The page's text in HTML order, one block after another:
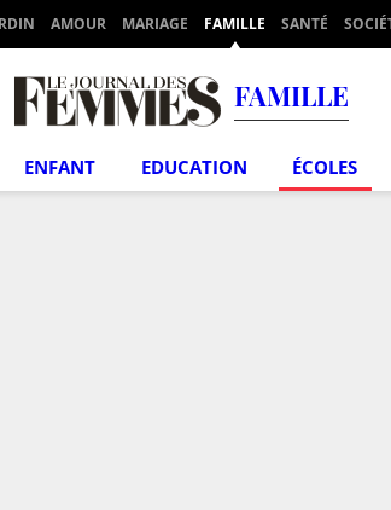
AMOUR MARIAGE FAMILLE SANTÉ
FAMILLE
ENFANT EDUCATION ÉCOLES